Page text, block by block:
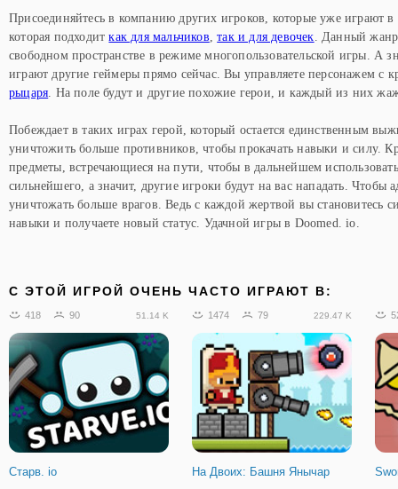
Присоединяйтесь в компанию других игроков, которые уже играют
которая подходиткак для мальчиков ,так и для девочек . Данный
свободном пространстве в режиме многопользовательской игры. А
играют другие геймеры прямо сейчас. Вы управляете персонажем
рыцаря . На поле будут и другие похожие герои, и каждый из них
Побеждает в таких играх герой, который остается единственным
уничтожить больше противников, чтобы прокачать навыки и силу.
предметы, встречающиеся на пути, чтобы в дальнейшем
сильнейшего, а значит, другие игроки будут на вас нападать.
уничтожать больше врагов. Ведь с каждой жертвой вы становитесь
навыки и получаете новый статус. Удачной игры в Doomed. io.
C ЭТОЙ ИГРОЙ ОЧЕНЬ ЧАСТО ИГРАЮТ В:
418 90 51.14 K
Старв. io
1474 79 229.47 K
На Двоих: Башня Янычар